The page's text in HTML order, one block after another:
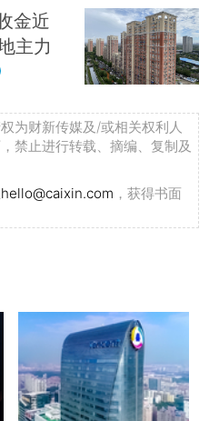
金近
主力
为财新传媒及/或相关权利人
禁止进行转载、摘编、复制及
hello@caixin.com ，获得书面